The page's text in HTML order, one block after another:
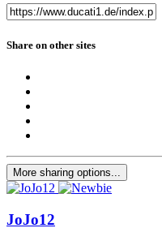
Share on other sites
More sharing options...
JoJo12